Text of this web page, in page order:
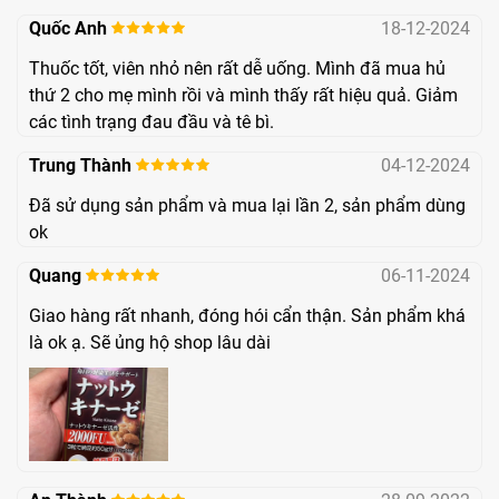
biến chứng đột quỵ, tai biến, đặc biệt ở người lớn tuổi,
người lười vận động thể dục thể thao, người có thói quen
ăn uống không lành mạnh, người thiếu máu hoặc máu lưu
thông kém.
Nattokinase giúp hỗ trợ điều trị đột quỵ
Đối với người đã trải qua tai biến và đang trong giai đoạn
Quốc Anh
18-12-2024
Thuốc tốt, viên nhỏ nên rất dễ uống. Mình đã mua hủ
thứ 2 cho mẹ mình rồi và mình thấy rất hiệu quả. Giảm
các tình trạng đau đầu và tê bì.
Trung Thành
04-12-2024
Đã sử dụng sản phẩm và mua lại lần 2, sản phẩm dùng
ok
Quang
06-11-2024
Giao hàng rất nhanh, đóng hói cẩn thận. Sản phẩm khá
là ok ạ. Sẽ ủng hộ shop lâu dài